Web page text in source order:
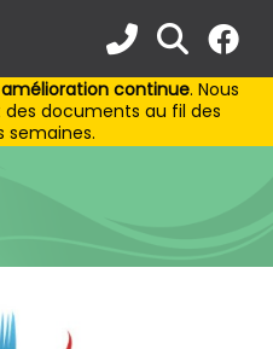
)
continue. Nous
documents au fil des
semaines.